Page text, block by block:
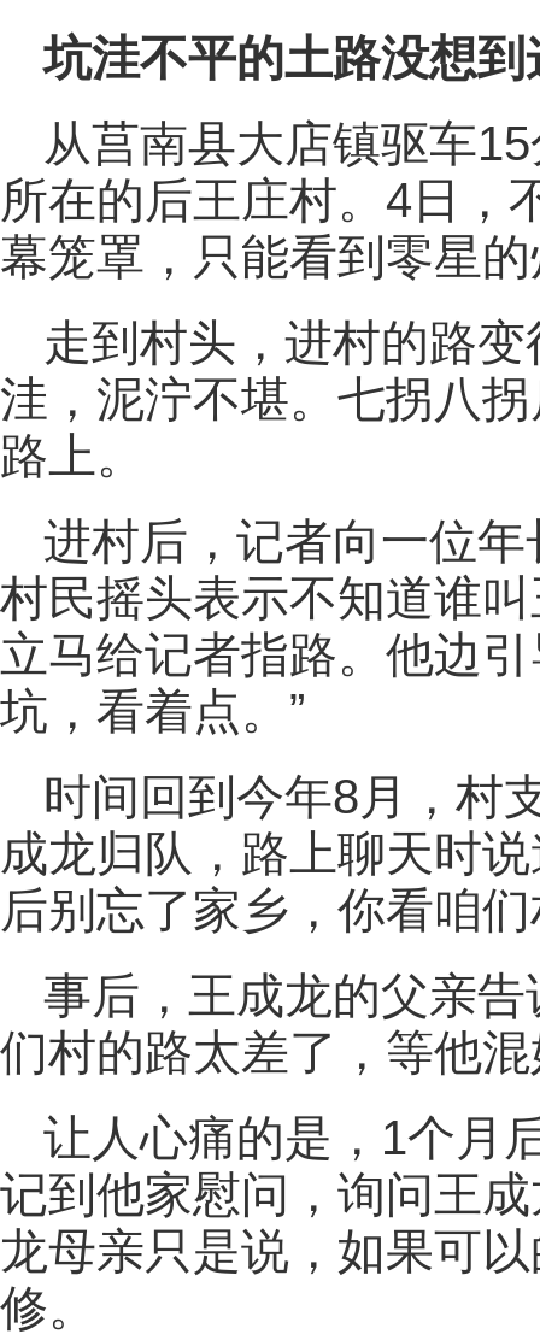
坑洼不平的土路没想到
从莒南县大店镇驱车
所在的后王庄村。4日，
幕笼罩，只能看到零星
走到村头，进村的路
洼，泥泞不堪。七拐八
路上。
进村后，记者向一位
村民摇头表示不知道谁
立马给记者指路。他边
坑，看着点。”
时间回到今年8月，村
成龙归队，路上聊天时
后别忘了家乡，你看咱们
事后，王成龙的父亲
们村的路太差了，等他
让人心痛的是，1个月
记到他家慰问，询问王
龙母亲只是说，如果可
修。